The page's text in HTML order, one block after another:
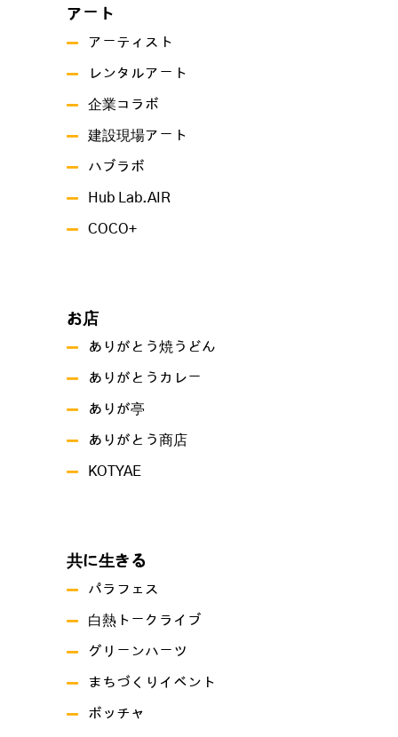
アート
アーティスト
レンタルアート
企業コラボ
建設現場アート
ハブラボ
Hub Lab.AIR
COCO+
お店
ありがとう焼うどん
ありがとうカレー
ありが亭
ありがとう商店
KOTYAE
共に生きる
パラフェス
白熱トークライブ
グリーンハーツ
まちづくりイベント
ボッチャ